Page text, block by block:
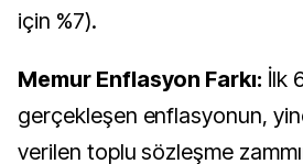
için %7).
Memur Enflasyon Farkı: İlk
gerçekleşen enflasyonun,
verilen toplu sözleşme